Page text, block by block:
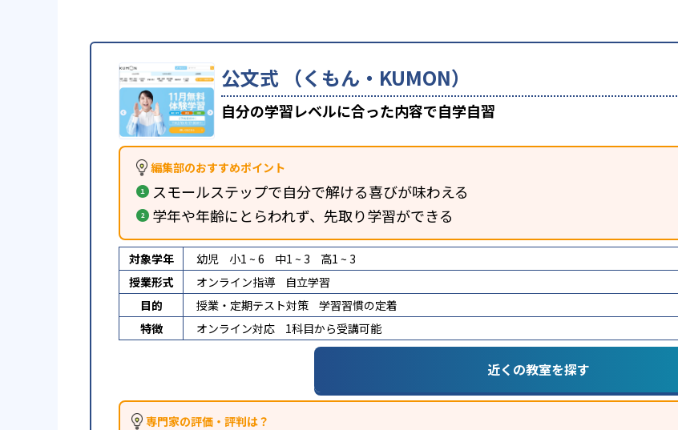
公文式 （くもん・KUMON）
自分の学習レベルに合った内容で自学自習
編集部のおすすめポイント
スモールステップで自分で解ける喜びが味わえる
学年や年齢にとらわれず、先取り学習ができる
対象学年 幼児 小1 ~ 6 中1 ~ 3
高1 ~ 3
授業形式
オンライン指導
自立学習
目的
授業・定期テスト対策
学習習慣の定着
特徴
オンライン対応 1科目から受講可能
近くの教室を探す
専門家の評価・評判は？